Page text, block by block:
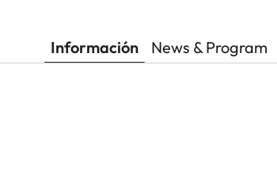
Información News & Program